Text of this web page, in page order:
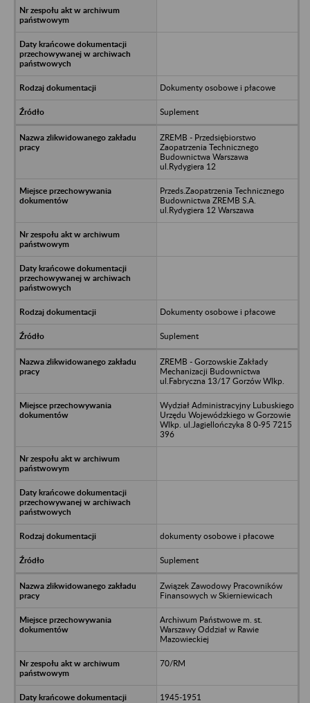
Dokumenty osobowe i płacowe
Suplement
ZREMB - Przedsiębiorstwo
Zaopatrzenia Technicznego
Budownictwa Warszawa
ul.Rydygiera 12
Przeds.Zaopatrzenia Technicznego
Budownictwa ZREMB S.A.
ul.Rydygiera 12 Warszawa
Dokumenty osobowe i płacowe
Suplement
ZREMB - Gorzowskie Zakłady
Mechanizacji Budownictwa
ul.Fabryczna 13/17 Gorzów Wlkp.
Wydział Administracyjny Lubuskiego
Urzędu Wojewódzkiego w Gorzowie
Wlkp. ul.Jagiellończyka 8 0-95 7215
396
dokumenty osobowe i płacowe
Suplement
Związek Zawodowy Pracowników
Finansowych w Skierniewicach
Archiwum Państwowe m. st.
Warszawy Oddział w Rawie
Mazowieckiej
70/RM
1945-1951